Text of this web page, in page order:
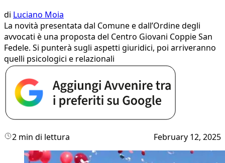
di Luciano Moia
La novità presentata dal Comune e dall’Ordine degli
avvocati è una proposta del Centro Giovani Coppie San
Fedele. Si punterà sugli aspetti giuridici, poi arriveranno
quelli psicologici e relazionali
2 min di lettura February 12, 2025